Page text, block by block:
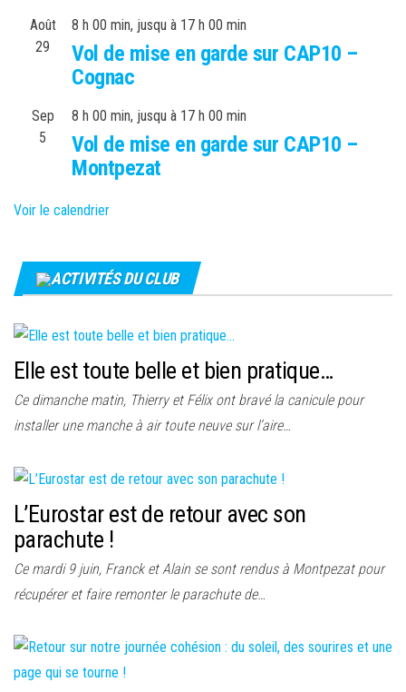
Août
29
8 h 00 min, jusqu à 17 h 00 min
Vol de mise en garde sur CAP10 –
Cognac
Sep
5
8 h 00 min, jusqu à 17 h 00 min
Vol de mise en garde sur CAP10 –
Montpezat
Voir le calendrier
ACTIVITÉS DU CLUB
Elle est toute belle et bien pratique…
Ce dimanche matin, Thierry et Félix ont bravé la canicule pour
installer une manche à air toute neuve sur l’aire…
L’Eurostar est de retour avec son
parachute !
Ce mardi 9 juin, Franck et Alain se sont rendus à Montpezat pour
récupérer et faire remonter le parachute de…